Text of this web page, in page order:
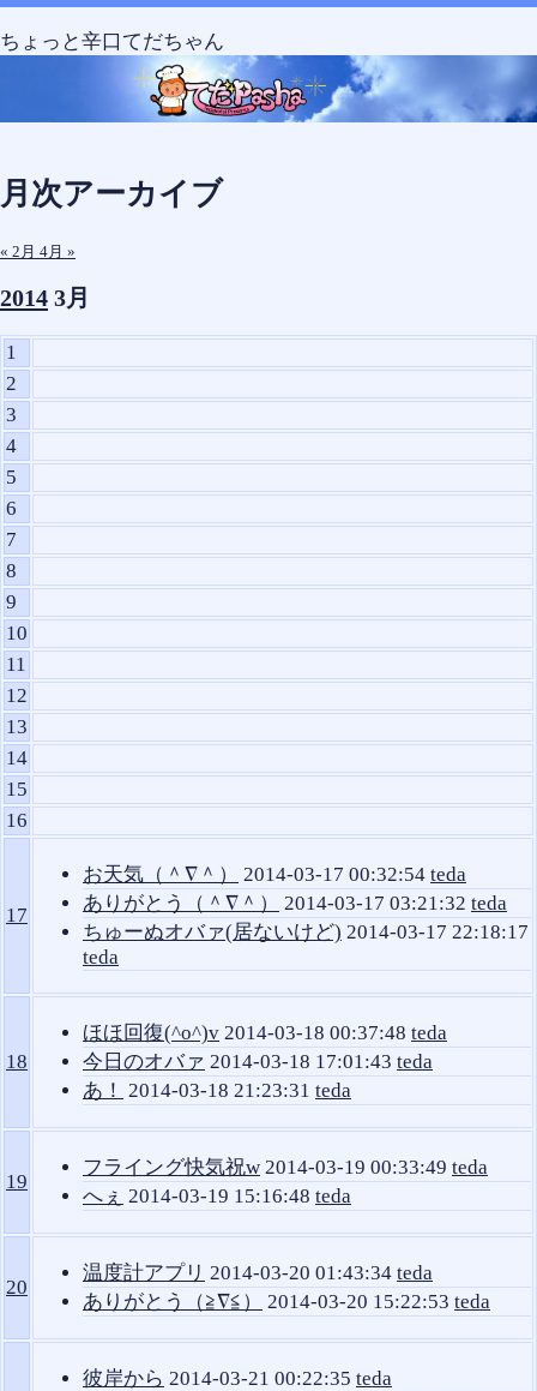
コ
ン
ツ
ス
キ
プ
Skip
to
SEARCH-
Skip
to
CALENDAR-
Skip
to
RECENT-
Skip
to
TEXT-
Skip
to
TEXT-
ちょっと辛口てだちゃん
月次アーカイブ
« 2月 4月 »
2014 3月
1
2
3
4
5
6
7
8
9
10
11
12
13
14
15
16
17
お天気（＾∇＾） 2014-03-17 00:32:54 teda
ありがとう（＾∇＾）
2014-03-17 03:21:32 teda
ちゅーぬオバァ(居ないけど) 2014-03-17 22:18:17
teda
18
ほほ回復(^o^)v 2014-03-18 00:37:48 teda
今日のオバァ 2014-03-18 17:01:43 teda
あ！ 2014-03-18 21:23:31 teda
19
フライング快気祝w 2014-03-19 00:33:49 teda
へぇ 2014-03-19 15:16:48 teda
20
温度計アプリ 2014-03-20 01:43:34 teda
ありがとう（≧∇≦）
2014-03-20 15:22:53 teda
彼岸から 2014-03-21 00:22:35 teda